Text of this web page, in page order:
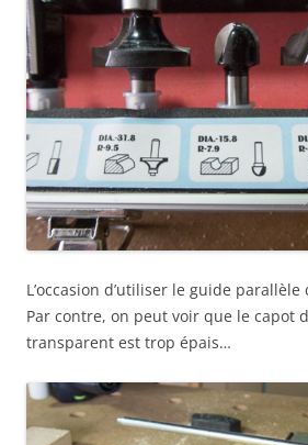
L’occasion d’utiliser le guide
Par contre, on peut voir que le capot
transparent est trop épais…